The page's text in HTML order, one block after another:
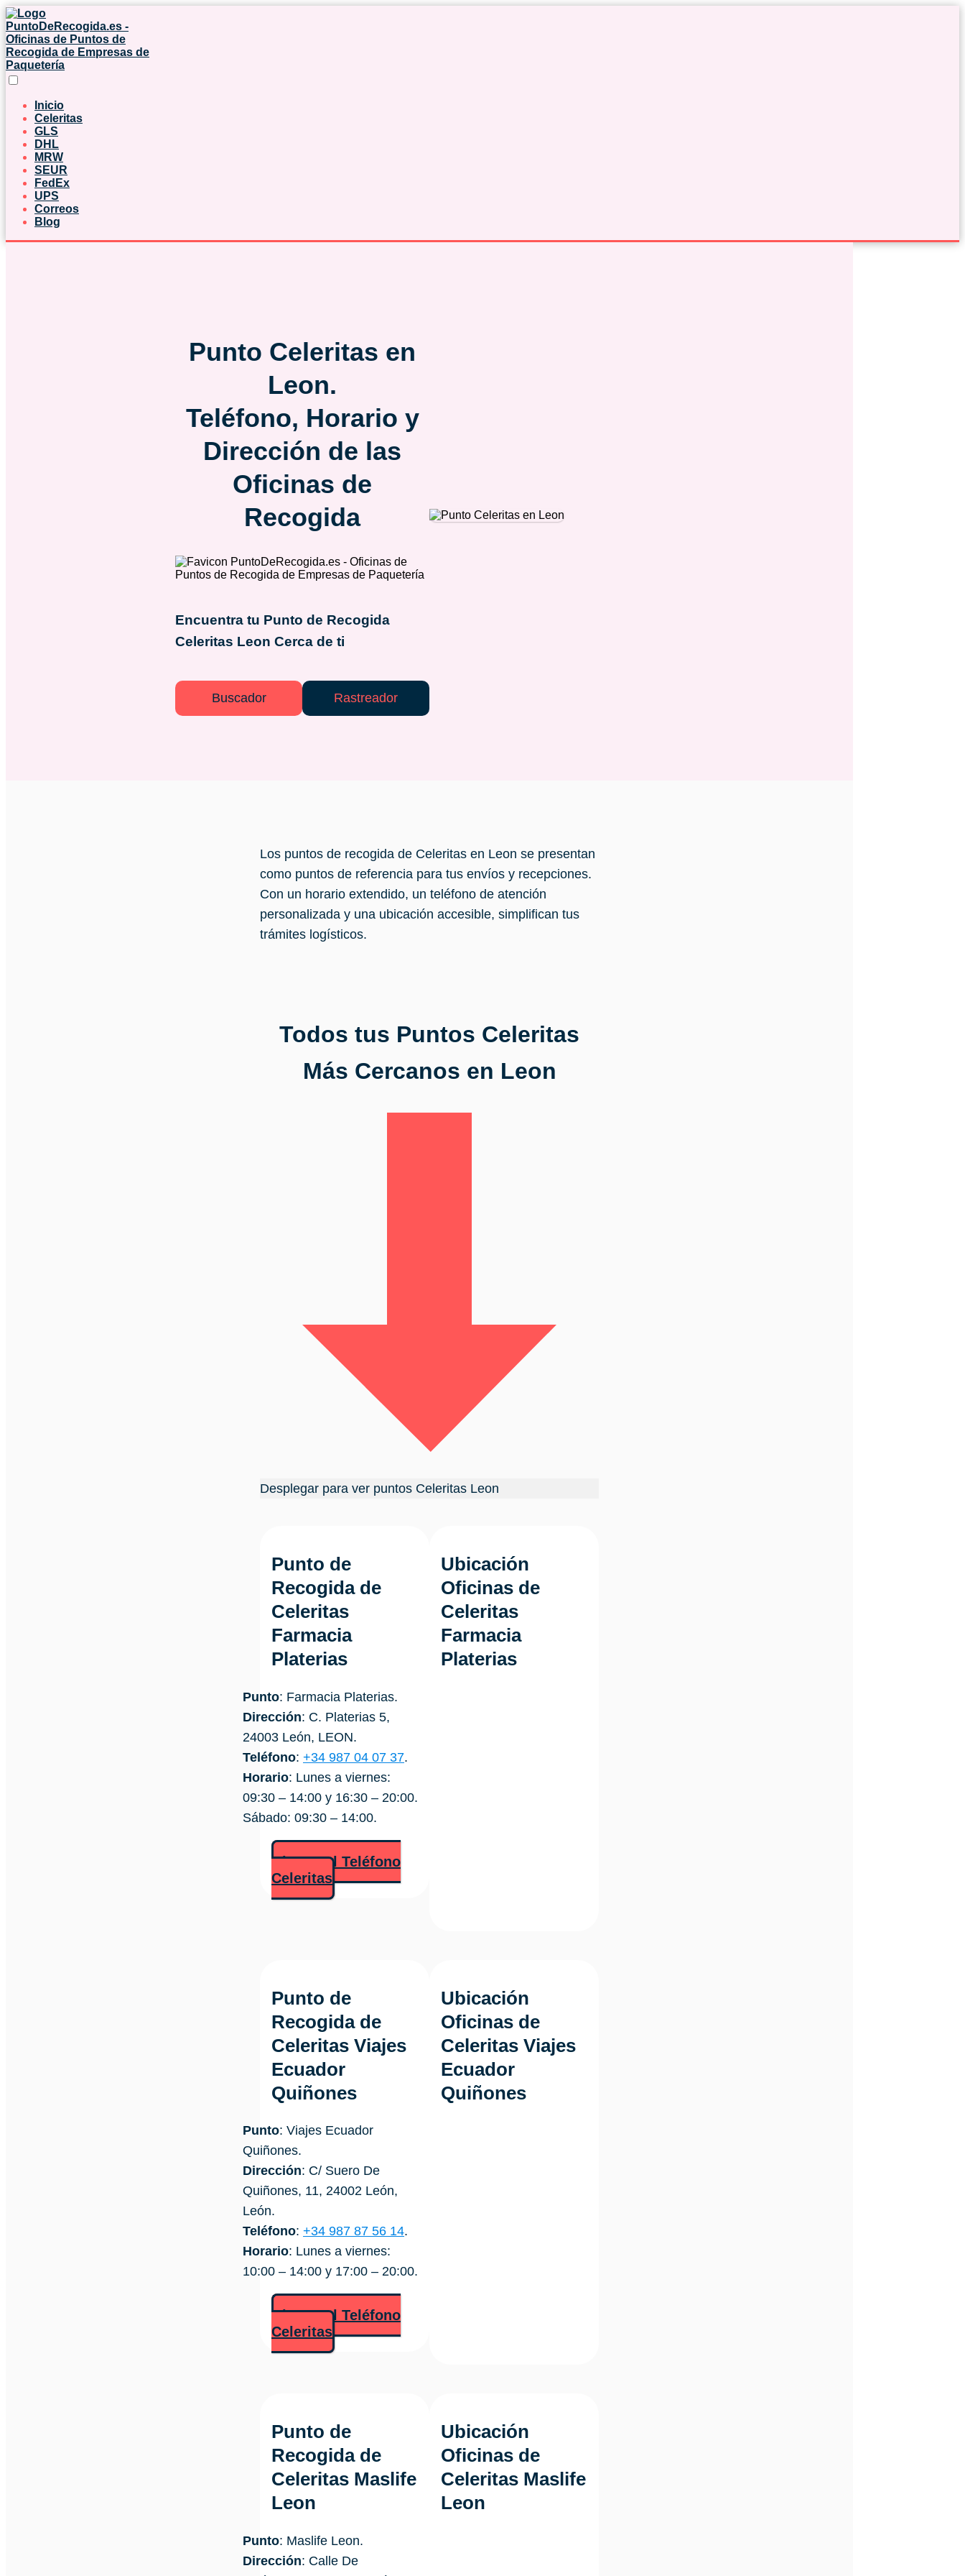
Inicio
Celeritas
GLS
DHL
MRW
SEUR
FedEx
UPS
Correos
Blog
Punto Celeritas en
Leon.
Teléfono, Horario y
Dirección de las
Oficinas de
Recogida
Encuentra tu Punto de Recogida
Celeritas Leon Cerca de ti
Buscador Rastreador
Los puntos de recogida de Celeritas en Leon se presentan
como puntos de referencia para tus envíos y recepciones.
Con un horario extendido, un teléfono de atención
personalizada y una ubicación accesible, simplifican tus
trámites logísticos.
Todos tus Puntos Celeritas
Más Cercanos en Leon
Desplegar para ver puntos Celeritas Leon
Punto de
Recogida de
Celeritas
Farmacia
Platerias
Punto: Farmacia Platerias.
Dirección: C. Platerias 5,
24003 León, LEON.
Teléfono: +34 987 04 07 37.
Horario: Lunes a viernes:
09:30 – 14:00 y 16:30 – 20:00.
Sábado: 09:30 – 14:00.
Llamar al Teléfono
Celeritas
Ubicación
Oficinas de
Celeritas
Farmacia
Platerias
Punto de
Recogida de
Celeritas Viajes
Ecuador
Quiñones
Punto: Viajes Ecuador
Quiñones.
Dirección: C/ Suero De
Quiñones, 11, 24002 León,
León.
Teléfono: +34 987 87 56 14.
Horario: Lunes a viernes:
10:00 – 14:00 y 17:00 – 20:00.
Llamar al Teléfono
Celeritas
Ubicación
Oficinas de
Celeritas Viajes
Ecuador
Quiñones
Punto de
Recogida de
Celeritas Maslife
Leon
Punto: Maslife Leon.
Dirección: Calle De
Ubicación
Oficinas de
Celeritas Maslife
Leon